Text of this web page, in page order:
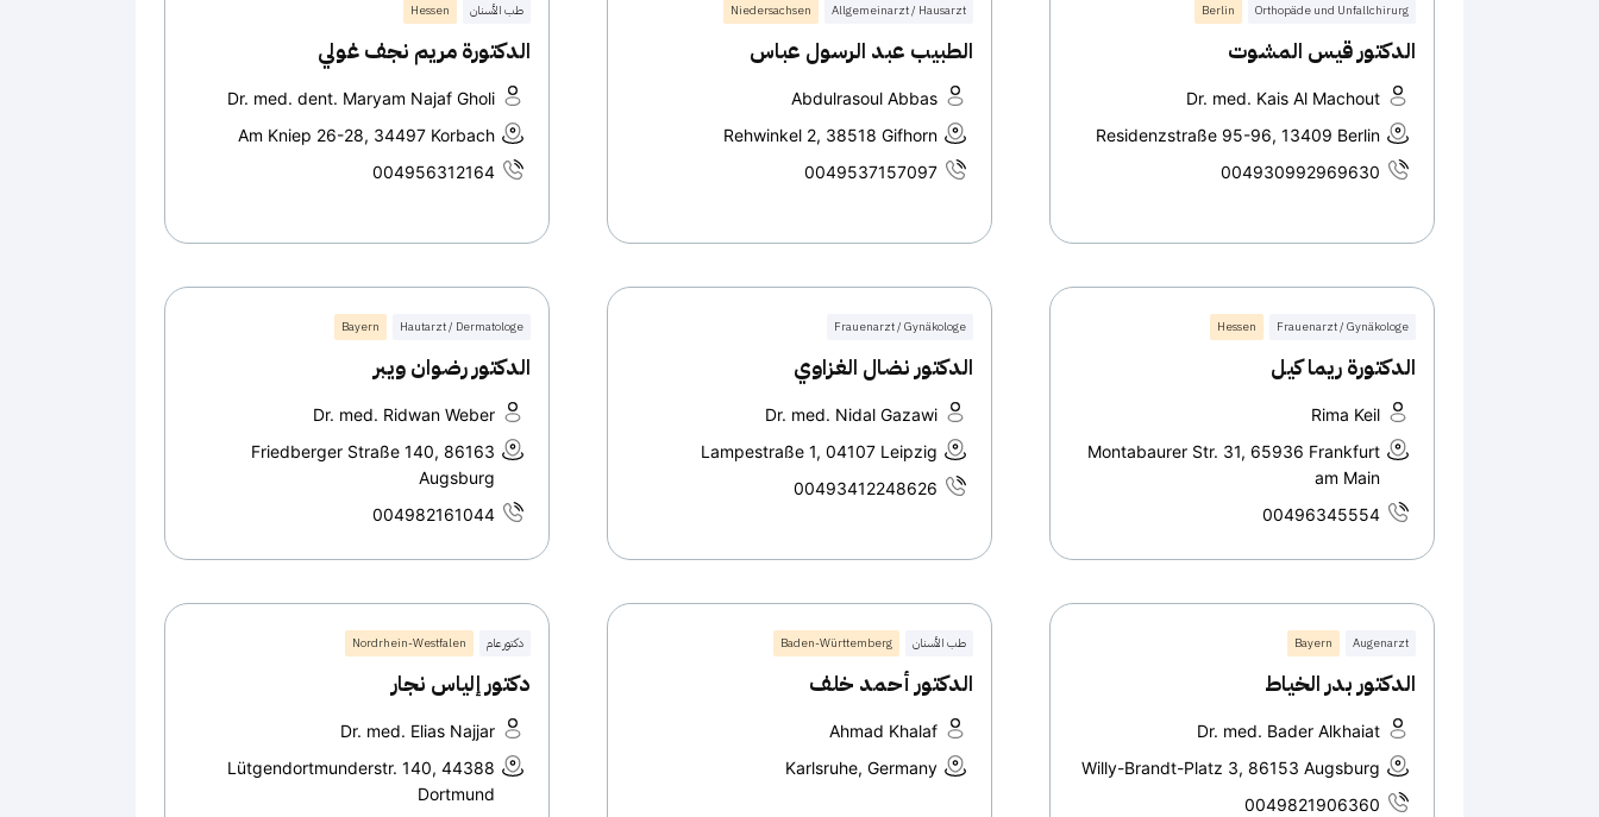
Orthopäde und Unfallchirurg
Berlin
الدكتور قيس المشوت
Dr. med. Kais Al Machout
Residenzstraße 95-96, 13409 Berlin
004930992969630
Allgemeinarzt / Hausarzt
Niedersachsen
الطبيب عبد الرسول عباس
Abdulrasoul Abbas
Rehwinkel 2, 38518 Gifhorn
0049537157097
طب الأسنان Hessen
الدكتورة مريم نجف غولي
Dr. med. dent. Maryam Najaf Gholi
Am Kniep 26-28, 34497 Korbach
004956312164
Frauenarzt / Gynäkologe
Hessen
الدكتورة ريما كيل
Rima Keil
Montabaurer Str. 31, 65936 Frankfurt
am Main
00496345554
Frauenarzt / Gynäkologe
الدكتور نضال الغزاوي
Dr. med. Nidal Gazawi
Lampestraße 1, 04107 Leipzig
00493412248626
Hautarzt / Dermatologe
Bayern
الدكتور رضوان ويبر
Dr. med. Ridwan Weber
Friedberger Straße 140, 86163
Augsburg
004982161044
Augenarzt
Bayern
الدكتور بدر الخياط
Dr. med. Bader Alkhaiat
Willy-Brandt-Platz 3, 86153 Augsburg
0049821906360
طب الأسنان Baden-Württemberg
الدكتور أحمد خلف
Ahmad Khalaf
Karlsruhe, Germany
دكتور عام Nordrhein-Westfalen
دكتور إلياس نجار
Dr. med. Elias Najjar
Lütgendortmunderstr. 140, 44388
Dortmund